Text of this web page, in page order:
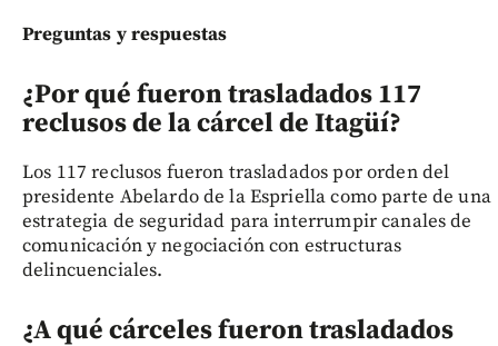
Preguntas y respuestas
¿Por qué fueron trasladados 117
reclusos de la cárcel de Itagüí?
Los 117 reclusos fueron trasladados por orden del
presidente Abelardo de la Espriella como parte de una
estrategia de seguridad para interrumpir canales de
comunicación y negociación con estructuras
delincuenciales.
¿A qué cárceles fueron trasladados